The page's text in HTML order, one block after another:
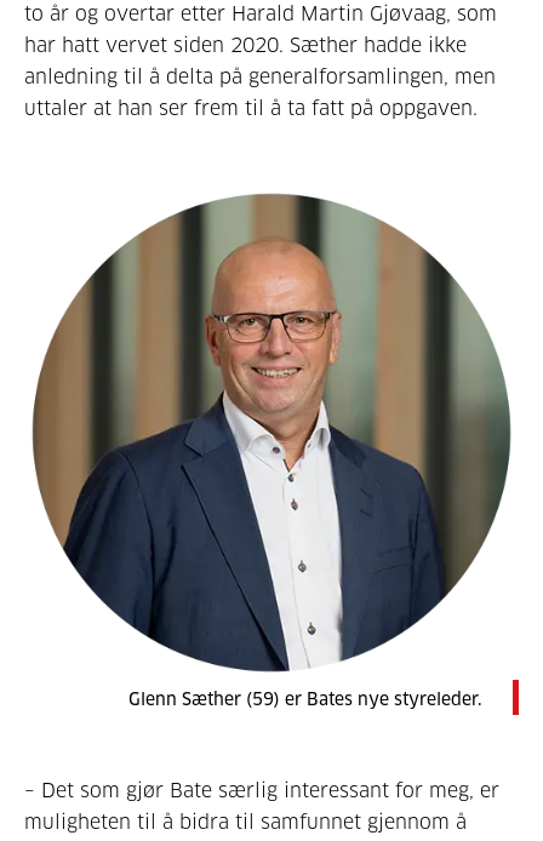
to år og overtar etter Harald Martin Gjøvaag, som
har hatt vervet siden 2020. Sæther hadde ikke
anledning til å delta på generalforsamlingen, men
uttaler at han ser frem til å ta fatt på oppgaven.
Glenn Sæther (59) er Bates nye styreleder.
– Det som gjør Bate særlig interessant for meg, er
muligheten til å bidra til samfunnet gjennom å